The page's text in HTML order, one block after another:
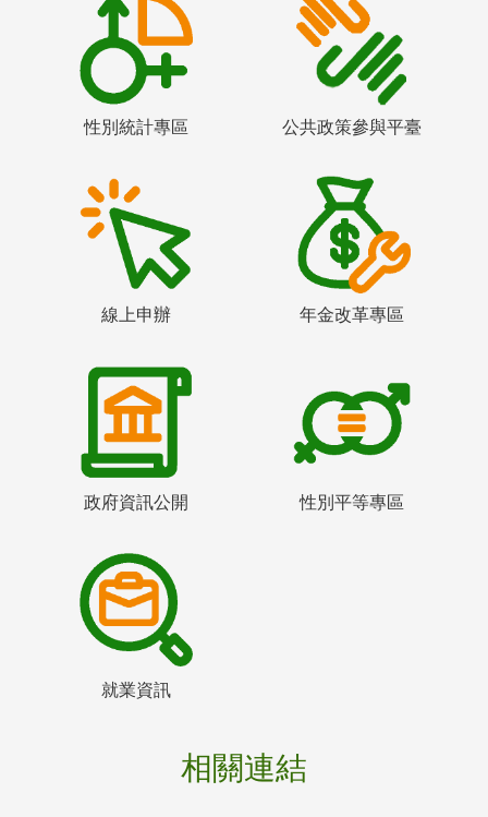
性別統計專區 公共政策參與平臺
線上申辦 年金改革專區
政府資訊公開 性別平等專區
就業資訊
相關連結